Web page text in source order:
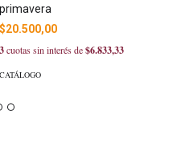
primavera
$20.500,00
3cuotas sin interés de$6.833,33
CATÁLOGO